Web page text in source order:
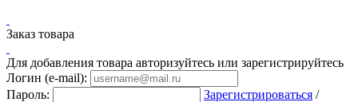
Заказ товара
Для добавления товара авторизуйтесь или зарегистрируйтесь
Логин (e-mail):
Пароль:
Зарегистрироваться /